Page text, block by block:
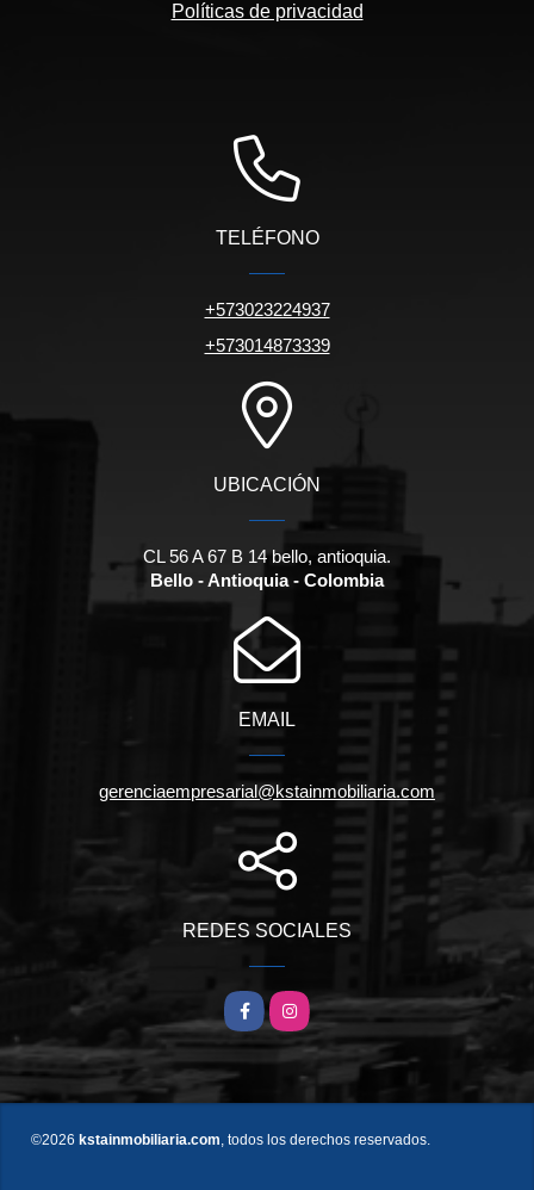
Políticas de privacidad
TELÉFONO
+573023224937
+573014873339
UBICACIÓN
CL 56 A 67 B 14 bello, antioquia.
Bello - Antioquia - Colombia
EMAIL
gerenciaempresarial@kstainmobiliaria.com
REDES SOCIALES
FacebookInstagram
©2026 kstainmobiliaria.com, todos los derechos reservados.